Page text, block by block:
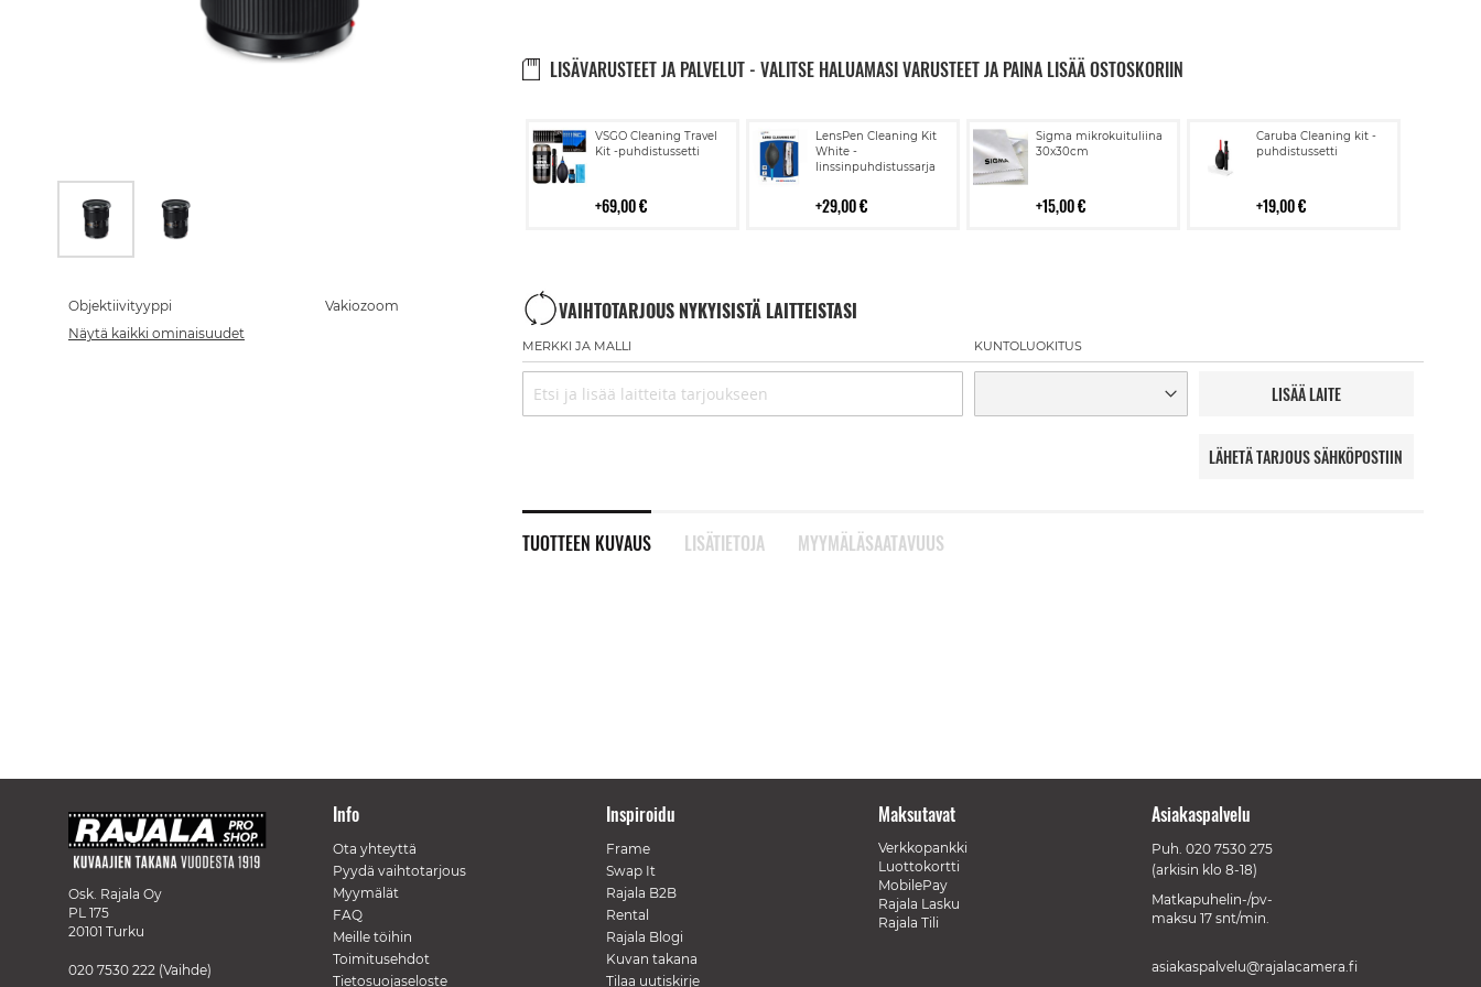
LISÄVARUSTEET JA PALVELUT - VALITSE HALUAMASI VARUSTEET JA PAINA LISÄÄ OSTOSKORIIN
VSGO Cleaning Travel
Kit -puhdistussetti
69,00 €
Lisää
ostoskoriin
LensPen Cleaning Kit
White -
linssinpuhdistussarja
29,00 €
Lisää
ostoskoriin
Sigma mikrokuituliina
30x30cm
15,00 €
Lisää
ostoskoriin
Caruba Cleaning kit -
puhdistussetti
19,00 €
Lisää
ostoskoriin
VAIHTOTARJOUS NYKYISISTÄ LAITTEISTASI
MERKKI JA MALLI KUNTOLUOKITUS
LISÄÄ LAITE
LÄHETÄ TARJOUS SÄHKÖPOSTIIN
TUOTTEEN KUVAUS LISÄTIETOJA MYYMÄLÄSAATAVUUS
the
beginning
of
Objektiivityyppi
Vakiozoom
Näytä kaikki ominaisuudet
Osk. Rajala Oy
PL 175
20101 Turku
020 7530 222 (Vaihde)
Info
Ota yhteyttä
Pyydä vaihtotarjous
Myymälät
FAQ
Meille töihin
Toimitusehdot
Tietosuojaseloste
Inspiroidu
Frame
Swap It
Rajala B2B
Rental
Rajala Blogi
Kuvan takana
Tilaa uutiskirje
Maksutavat
Verkkopankki
Luottokortti
MobilePay
Rajala Lasku
Rajala Tili
Asiakaspalvelu
Puh. 020 7530 275
(arkisin klo 8-18)
Matkapuhelin-/pv-
maksu 17 snt/min.
asiakaspalvelu@rajalacamera.fi